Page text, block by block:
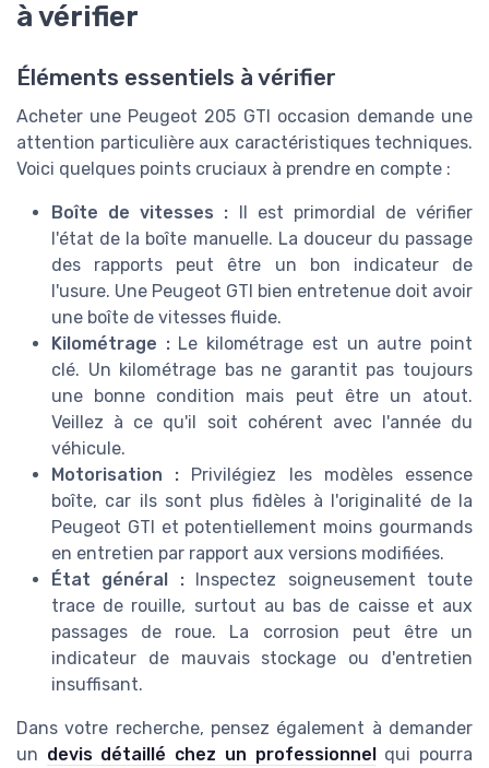
à vérifier
Éléments essentiels à vérifier
Acheter une Peugeot 205 GTI occasion demande une
attention particulière aux caractéristiques techniques.
Voici quelques points cruciaux à prendre en compte :
Boîte de vitesses : Il est primordial de vérifier
l'état de la boîte manuelle. La douceur du passage
des rapports peut être un bon indicateur de
l'usure. Une Peugeot GTI bien entretenue doit avoir
une boîte de vitesses fluide.
Kilométrage :Le kilométrage est un autre point
clé. Un kilométrage bas ne garantit pas toujours
une bonne condition mais peut être un atout.
Veillez à ce qu'il soit cohérent avec l'année du
véhicule.
Motorisation : Privilégiez les modèles essence
boîte, car ils sont plus fidèles à l'originalité de la
Peugeot GTI et potentiellement moins gourmands
en entretien par rapport aux versions modifiées.
État général :Inspectez soigneusement toute
trace de rouille, surtout au bas de caisse et aux
passages de roue. La corrosion peut être un
indicateur de mauvais stockage ou d'entretien
insuffisant.
Dans votre recherche, pensez également à demander
un devis détaillé chez un professionnel
qui pourra